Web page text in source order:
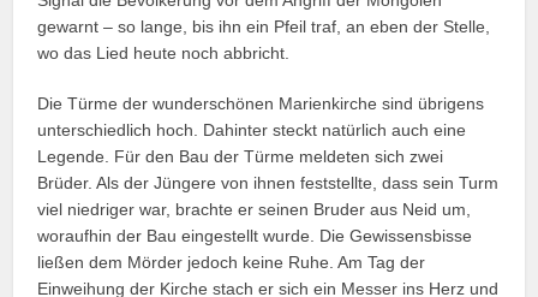
gewarnt – so lange, bis ihn ein Pfeil traf, an eben der Stelle,
wo das Lied heute noch abbricht.
Die Türme der wunder­schönen Marienkirche sind übrigens
unterschiedlich hoch. Dahinter steckt natürlich auch eine
Legen­de. Für den Bau der Türme meldeten sich zwei
Brüder. Als der Jüngere von ihnen feststellte, dass sein Turm
viel niedriger war, brachte er seinen Bruder aus Neid um,
woraufhin der Bau eingestellt wurde. Die Gewissensbisse
ließen dem Mörder jedoch keine Ruhe. Am Tag der
Einweihung der Kirche stach er sich ein Messer ins Herz und